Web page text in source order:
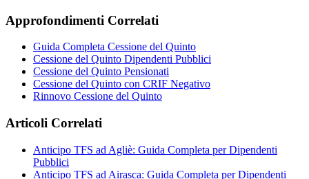
Approfondimenti Correlati
Guida Completa Cessione del Quinto
Cessione del Quinto Dipendenti Pubblici
Cessione del Quinto Pensionati
Cessione del Quinto con CRIF Negativo
Rinnovo Cessione del Quinto
Articoli Correlati
Anticipo TFS ad Agliè: Guida Completa per Dipendenti
Pubblici
Anticipo TFS ad Airasca: Guida Completa per Dipendenti